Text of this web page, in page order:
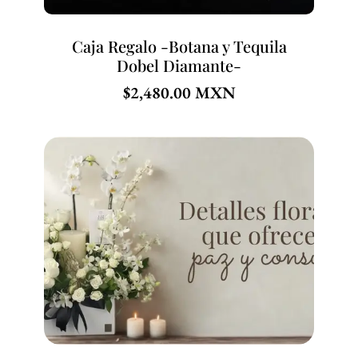
Caja Regalo -Botana y Tequila
Dobel Diamante-
$2,480.00